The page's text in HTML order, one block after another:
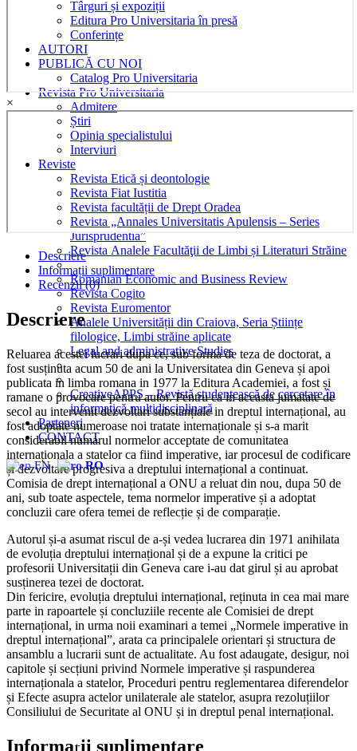
Târguri și expoziții
Editura Pro Universitaria în presă
Conferințe
AUTORI
PUBLICĂ CU NOI
Catalog Pro Universitaria
Revista Pro Universitaria
Admitere
Știri
Opinia specialistului
Interviuri
Reviste
Revista Etică și deontologie
Revista Fiat Iustitia
Revista facultății de Drept Oradea
Revista „Annales Universitatis Apulensis – Series
Jurisprudentia”
Revista Analele Facultăţii de Limbi și Literaturi Străine
Romanian Economic and Business Review
Revista Cogito
Revista Euromentor
Analele Universității din Craiova, Seria Științe
filologice, Limbi străine aplicate
Legal and administrative Studies
CreativeAPPS – Revistă studențească de cercetare în
informatică multidisciplinară
Parteneri
CONTACT
EN RO
×
Descriere
Informații suplimentare
Recenzii (0)
Descriere
Reluarea acestei lucrari dupa ce, sub forma de teza de doctorat, a
fost susținuta acum 50 de ani la Universitatea din Geneva și apoi
publicata in limba romana in 1977 la Editura Academiei, a fost și
ramane o provocare pentru autor. Pentru ca in aceasta jumatate de
secol au intervenit dezvoltari substanțiale in dreptul internațional, au
fost adoptate numeroase noi tratate internaționale și s-a marit
considerabil numarul normelor acceptate de comunitatea
internaționala a statelor ca fiind imperative, iar procesul de codificare
și dezvoltare progresiva a dreptului internațional a continuat.
Comisia de drept internațional a ONU a reluat din nou, dupa 50 de
ani, sub toate aspectele, tema normelor imperative și a adoptat
concluzii care ofera temei de reflecție și de comparație.
Autorul și-a asumat riscul de a-și vedea lucrarea din 1971 anihilata
de evoluția dreptului internațional și de a expune la critici pe
profesorii Universitații din Geneva care i-au dat girul și au aprobat
susținerea tezei de doctorat.
Din fericire, evoluția dreptului internațional, reținuta in cea mai mare
parte in rapoartele și concluziile recente ale Comisiei de drept
internațional, in urma noii examinari a temei „Normele imperative in
dreptul internațional”, arata ca principalele orientari și structura de
ansamblu a lucrarii sunt de actualitate. Au fost adaugate, desigur, noi
capitole și secțiuni privind Normele imperative și raspunderea
internaționala a statelor, Proceduri pentru reglementarea diferendelor
și Efecte asupra actelor unilaterale ale statelor, asupra rezoluțiilor
Consiliului de Securitate al ONU și in dreptul penal internațional.